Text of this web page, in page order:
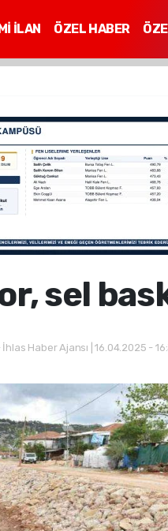
İLAN ÖZEL HABER
sel
İhlas Haber Ajansı | 16.04.2025 -